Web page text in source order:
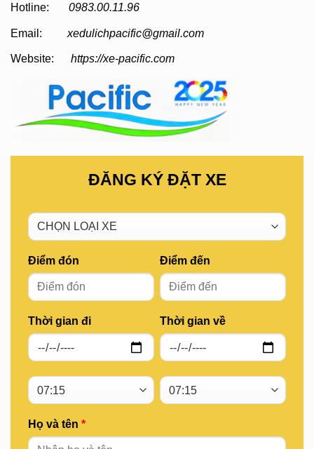
Hotline: 0983.00.11.96
Email: xedulichpacific@gmail.com
Website: https://xe-pacific.com
ĐĂNG KÝ ĐẶT XE
Điểm đón
Thời gian đi
Điểm đến
Thời gian về
Họ và tên *